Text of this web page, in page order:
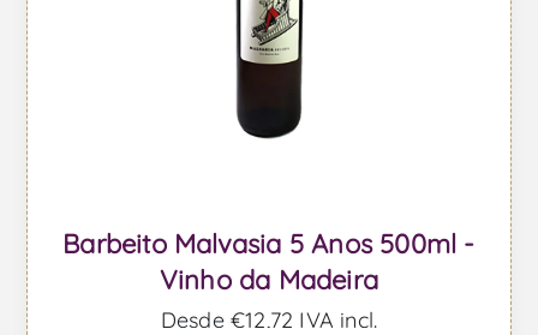
Barbeito Malvasia 5 Anos 500ml -
Vinho da Madeira
Desde €12,72 IVA incl.